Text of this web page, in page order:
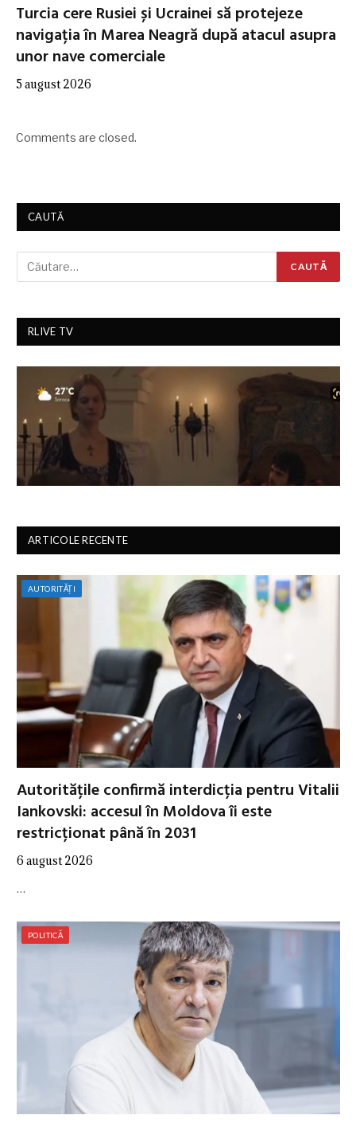
Turcia cere Rusiei și Ucrainei să protejeze
navigația în Marea Neagră după atacul asupra
unor nave comerciale
5 august 2026
Comments are closed.
CAUTĂ
RLIVE TV
ARTICOLE RECENTE
AUTORITĂȚI
Autoritățile confirmă interdicția pentru Vitalii
Iankovski: accesul în Moldova îi este
restricționat până în 2031
6 august 2026
…
POLITICĂ